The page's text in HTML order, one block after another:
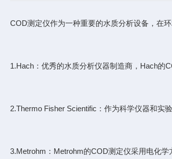
COD测定仪作为一种重要的水质分析设备，在
1.Hach：优秀的水质分析仪器制造商，Hach的
2.Thermo Fisher Scientific：作为科学仪器和实
3.Metrohm：Metrohm的COD测定仪采用电化